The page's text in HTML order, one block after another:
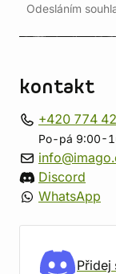
Odesláním
kontakt
+420 774
Po-pá 9:00-
Discord
WhatsApp
Přidej